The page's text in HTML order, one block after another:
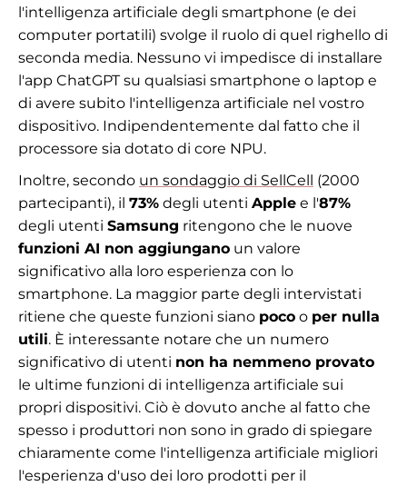
l'intelligenza artificiale degli smartphone (e dei
computer portatili) svolge il ruolo di quel righello di
seconda media. Nessuno vi impedisce di installare
l'app ChatGPT su qualsiasi smartphone o laptop e
di avere subito l'intelligenza artificiale nel vostro
dispositivo. Indipendentemente dal fatto che il
processore sia dotato di core NPU.
Inoltre, secondo un sondaggio di SellCell
(2000
partecipanti), il 73% degli utenti Apple e l'87%
degli utenti Samsung ritengono che le nuove
funzioni AI non aggiungano un valore
significativo alla loro esperienza con lo
smartphone. La maggior parte degli intervistati
ritiene che queste funzioni siano poco o per nulla
utili. È interessante notare che un numero
significativo di utenti non ha nemmeno provato
le ultime funzioni di intelligenza artificiale sui
propri dispositivi. Ciò è dovuto anche al fatto che
spesso i produttori non sono in grado di spiegare
chiaramente come l'intelligenza artificiale migliori
l'esperienza d'uso dei loro prodotti per il